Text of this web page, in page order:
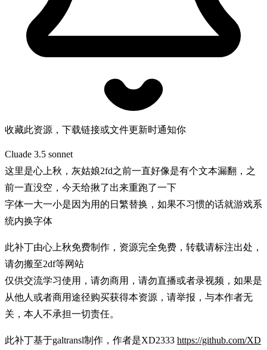
收藏此资源，下载链接或文件更新时通知你
Cluade 3.5 sonnet
这里是心上秋，灰姑娘2fd之前一直好像是有个文本漏翻，之
前一直没空，今天给揪了出来重跑了一下
字体一大一小是因为用的日繁替换，如果不习惯的话就游戏系
统内换字体
此补丁由心上秋免费制作，资源完全免费，转载请标注出处，
请勿搬至2df等网站
仅供交流学习使用，请勿商用，请勿直播或者录视频，如果是
从他人或者商用途径购买获得本资源，请举报，与本作者无
关，本人不承担一切责任。
此补丁基于galtransl制作，作者是XD2333 https://github.com/XD